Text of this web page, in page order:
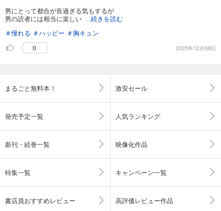
男にとって都合が良過ぎる気もするが
男の読者には相当に楽しい
...続きを読む
＃憧れる ＃ハッピー ＃胸キュン
0
2025年12月08日
まるごと無料本！ 激安セール
発売予定一覧 人気ランキング
新刊・続巻一覧 映像化作品
特集一覧 キャンペーン一覧
書店員おすすめレビュー 高評価レビュー作品